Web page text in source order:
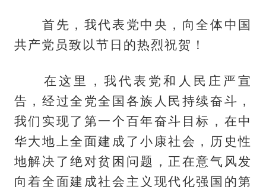
首先，我代表党中央，向全体中国
共产党员致以节日的热烈祝贺！
在这里，我代表党和人民庄严宣
告，经过全党全国各族人民持续奋斗，
我们实现了第一个百年奋斗目标，在中
华大地上全面建成了小康社会，历史性
地解决了绝对贫困问题，正在意气风发
向着全面建成社会主义现代化强国的第